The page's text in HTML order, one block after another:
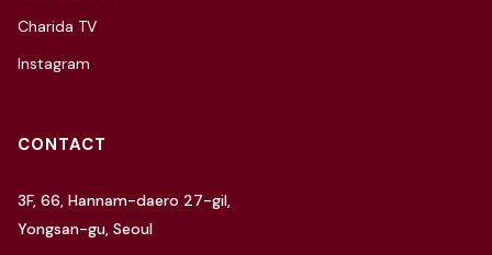
Charida TV
Instagram
CONTACT
3F, 66, Hannam-daero 27-gil,
Yongsan-gu, Seoul